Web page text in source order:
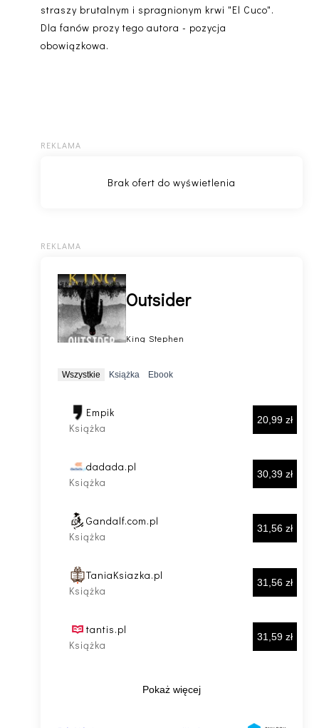
straszy brutalnym i spragnionym krwi "El Cuco".
Dla fanów prozy tego autora - pozycja
obowiązkowa.